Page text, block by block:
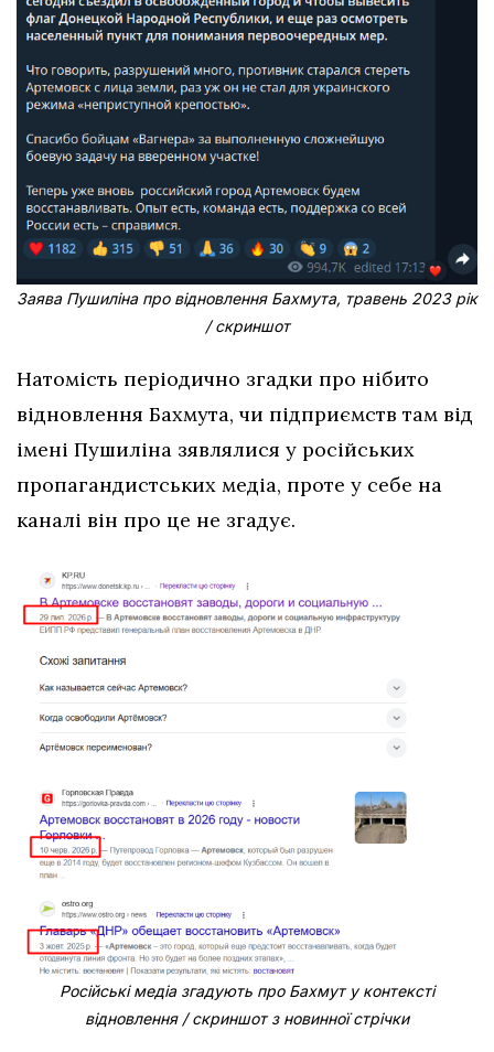
Заява Пушиліна про відновлення Бахмута, травень 2023 рік
/ скриншот
Натомість періодично згадки про нібито
відновлення Бахмута, чи підприємств там від
імені Пушиліна зявлялися у російських
пропагандистських медіа, проте у себе на
каналі він про це не згадує.
Російські медіа згадують про Бахмут у контексті
відновлення / скриншот з новинної стрічки